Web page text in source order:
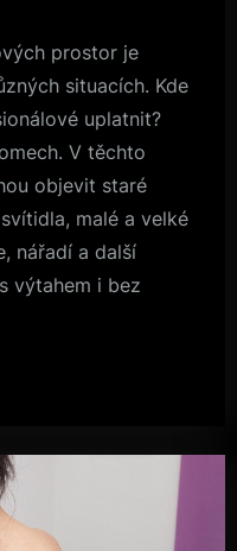
prostor je
situacích. Kde
uplatnit?
V těchto
objevit staré
malé a velké
nářadí a další
výtahem i bez